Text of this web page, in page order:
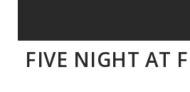
FIVE NIGHT AT